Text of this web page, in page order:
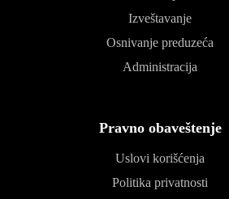
Izveštavanje
Osnivanje preduzeća
Administracija
Pravno obaveštenje
Uslovi korišćenja
Politika privatnosti